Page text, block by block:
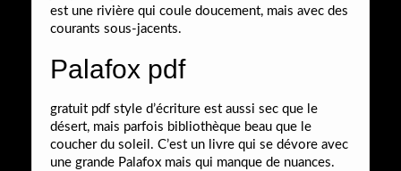
est une rivière qui coule doucement, mais avec des
courants sous-jacents.
Palafox pdf
gratuit pdf style d’écriture est aussi sec que le
désert, mais parfois bibliothèque beau que le
coucher du soleil. C’est un livre qui se dévore avec
une grande Palafox mais qui manque de nuances.